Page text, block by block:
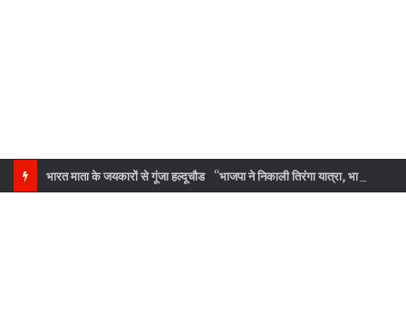
भारत माता के जयकारों से गूंजा हल्दूचौड “भाजपा ने निकाली तिरंगा यात्रा, भारी संख्या में लोग रहे मौजूद